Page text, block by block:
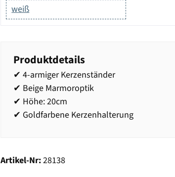
weiß
Produktdetails
✔ 4-armiger Kerzenständer
✔ Beige Marmoroptik
✔ Höhe: 20cm
✔ Goldfarbene Kerzenhalterung
Artikel-Nr:28138